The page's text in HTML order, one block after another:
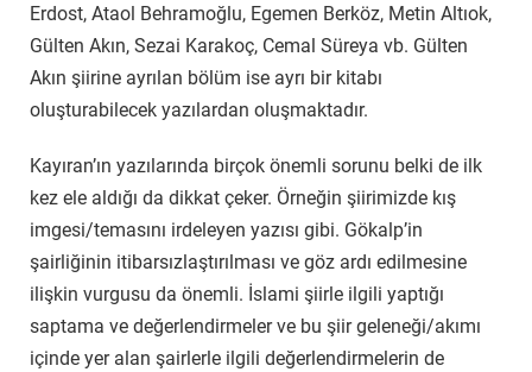
Erdost, Ataol Behramoğlu, Egemen Berköz, Metin Altıok,
Gülten Akın, Sezai Karakoç, Cemal Süreya vb. Gülten
Akın şiirine ayrılan bölüm ise ayrı bir kitabı
oluşturabilecek yazılardan oluşmaktadır.
Kayıran’ın yazılarında birçok önemli sorunu belki de ilk
kez ele aldığı da dikkat çeker. Örneğin şiirimizde kış
imgesi/temasını irdeleyen yazısı gibi. Gökalp’in
şairliğinin itibarsızlaştırılması ve göz ardı edilmesine
ilişkin vurgusu da önemli. İslami şiirle ilgili yaptığı
saptama ve değerlendirmeler ve bu şiir geleneği/akımı
içinde yer alan şairlerle ilgili değerlendirmelerin de